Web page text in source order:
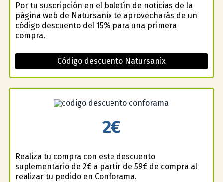
Por tu suscripción en el boletín de noticias de la
página web de Natursanix te aprovecharás de un
código descuento del 15% para una primera
compra.
Código descuento Natursanix
2€
Realiza tu compra con este descuento
suplementario de 2€ a partir de 59€ de compra al
realizar tu pedido en Conforama.